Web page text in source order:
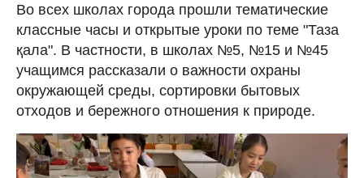
Во всех школах города прошли тематические
классные часы и открытые уроки по теме "Таза
қала". В частности, в школах №5, №15 и №45
учащимся рассказали о важности охраны
окружающей среды, сортировки бытовых
отходов и бережного отношения к природе.